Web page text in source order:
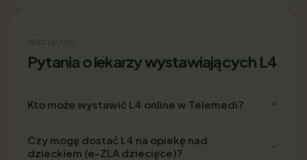
SPECJALIŚCI
Pytania o lekarzy wystawiających L4
Kto może wystawić L4 online w Telemedi?
Czy mogę dostać L4 na opiekę nad
dzieckiem (e-ZLA dziecięce)?